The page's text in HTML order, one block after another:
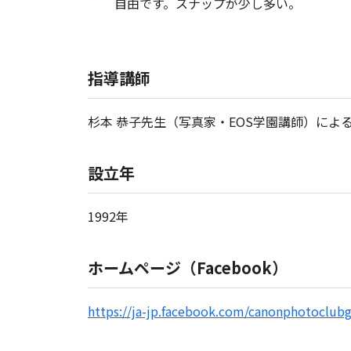
指導講師
杉本 恭子先生（写真家・EOS学園講師）によ
設立年
1992年
ホームページ（Facebook）
https://ja-jp.facebook.com/